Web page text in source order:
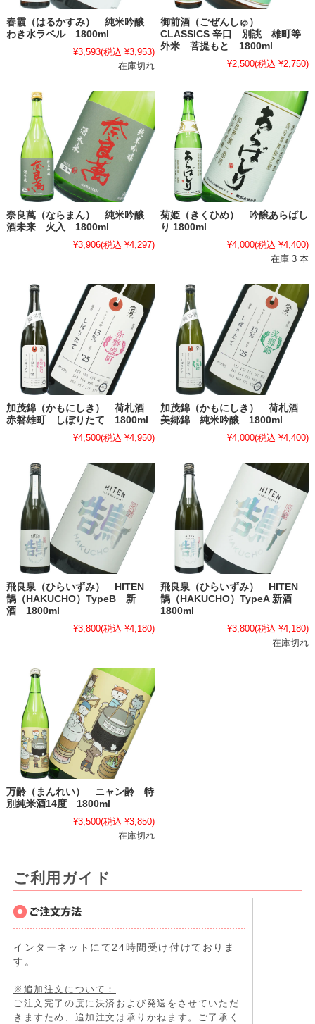
春霞（はるかすみ） 純米吟醸
わき水ラベル 1800ml
¥3,593(税込 ¥3,953)
在庫切れ
御前酒（ごぜんしゅ）
CLASSICS 辛口 別誂 雄町等
外米 菩提もと 1800ml
¥2,500(税込 ¥2,750)
奈良萬（ならまん） 純米吟醸
酒未来 火入 1800ml
¥3,906(税込 ¥4,297)
菊姫（きくひめ） 吟醸あらばし
り 1800ml
¥4,000(税込 ¥4,400)
在庫 3 本
加茂錦（かもにしき） 荷札酒
赤磐雄町 しぼりたて 1800ml
¥4,500(税込 ¥4,950)
加茂錦（かもにしき） 荷札酒
美郷錦 純米吟醸 1800ml
¥4,000(税込 ¥4,400)
飛良泉（ひらいずみ） HITEN
鵠（HAKUCHO）TypeB 新
酒 1800ml
¥3,800(税込 ¥4,180)
飛良泉（ひらいずみ） HITEN
鵠（HAKUCHO）TypeA 新酒
1800ml
¥3,800(税込 ¥4,180)
在庫切れ
万齢（まんれい） ニャン齢 特
別純米酒14度 1800ml
¥3,500(税込 ¥3,850)
在庫切れ
ご利用ガイド
インターネットにて24時間受け付けておりま
す。
※追加注文について：
ご注文完了の度に決済および発送をさせていただ
きますため、追加注文は承りかねます。ご了承く